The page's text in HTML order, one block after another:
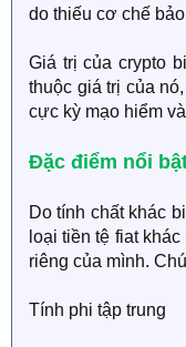
do thiếu cơ chế
Giá trị của crypto
thuộc giá trị của
cực kỳ mạo hiểm
Đặc điểm nổi
Do tính chất khác
loại tiền tệ fiat
riêng của mình.
Tính phi tập trung